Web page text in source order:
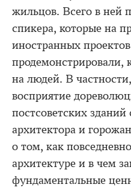
жильцов. Всего в ней
спикера, которые на
иностранных
продемонстрировали,
на людей. В
восприятие
постсоветских зданий
архитектора и
о том, как
архитектуре и в чем
фундаментальные